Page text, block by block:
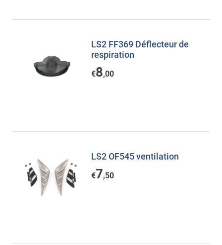
LS2 FF369 Déflecteur de
respiration
€8,00
LS2 OF545 ventilation
€7,50